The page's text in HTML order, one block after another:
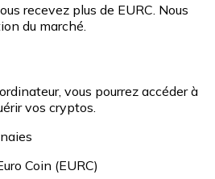
recevez plus de EURC. Nous
du marché.
vous pourrez accéder à
vos cryptos.
Coin (EURC)